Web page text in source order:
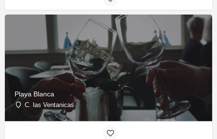
Playa Blanca
C. las Ventanicas